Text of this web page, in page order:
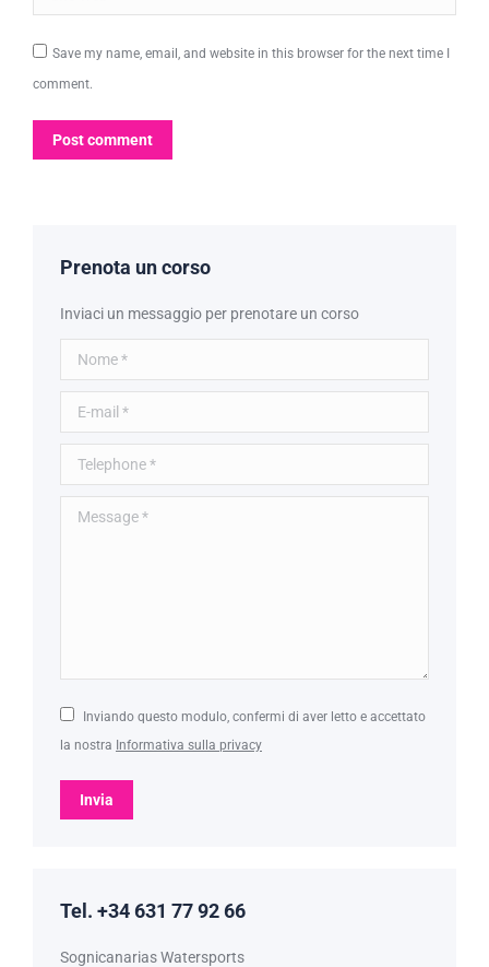
Save my name, email, and website in this browser for the next time I
comment.
Post comment
Prenota un corso
Inviaci un messaggio per prenotare un corso
Nome *
E-mail *
Telephone *
Message *
Inviando questo modulo, confermi di aver letto e accettato
la nostra Informativa sulla privacy
Invia
Tel. +34 631 77 92 66
Sognicanarias Watersports